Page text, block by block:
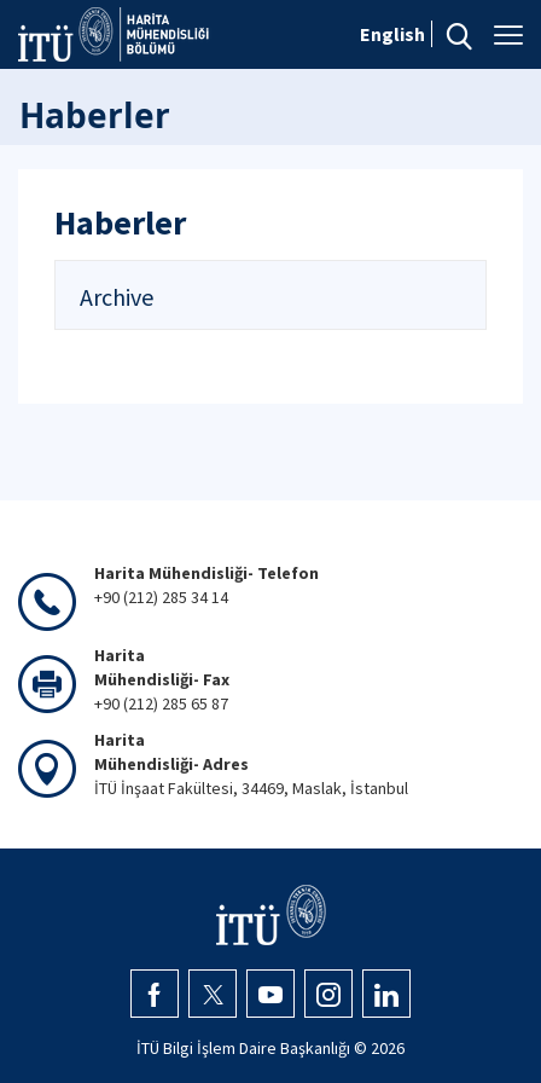
English
Haberler
Haberler
Archive
Harita Mühendisliği- Telefon
+90 (212) 285 34 14
Harita
Mühendisliği- Fax
+90 (212) 285 65 87
Harita
Mühendisliği- Adres
İTÜ İnşaat Fakültesi, 34469, Maslak, İstanbul
İTÜ Bilgi İşlem Daire Başkanlığı © 2026